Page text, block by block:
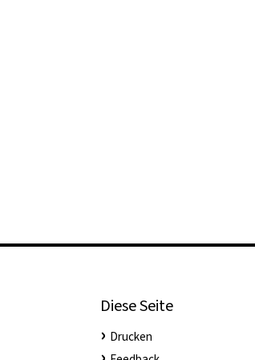
Diese Seite
Drucken